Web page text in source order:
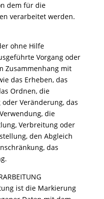
dem für die
verarbeitet werden.
ohne Hilfe
Vorgang oder
Zusammenhang mit
das Erheben, das
Ordnen, die
Veränderung, das
die
Verbreitung oder
den Abgleich
das
ist die Markierung